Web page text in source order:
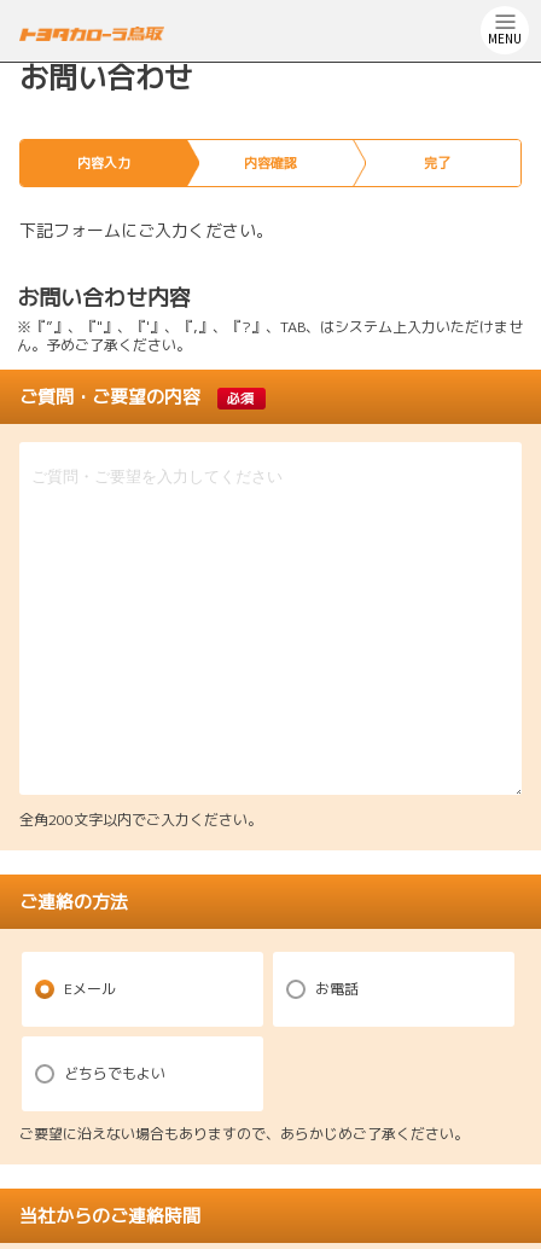
MENU
お問い合わせ
内容入力 内容確認 完了
下記フォームにご入力ください。
お問い合わせ内容
※『”』、『"』、『'』、『,』、『?』、TAB、はシステム上入力いただけませ
ん。予めご了承ください。
ご質問・ご要望の内容 必須
全角200文字以内でご入力ください。
ご連絡の方法
Eメール お電話
どちらでもよい
ご要望に沿えない場合もありますので、あらかじめご了承ください。
当社からのご連絡時間